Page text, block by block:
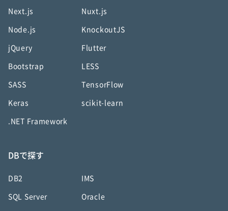
Next.js Nuxt.js
Node.js KnockoutJS
jQuery Flutter
Bootstrap LESS
SASS TensorFlow
Keras scikit-learn
.NET Framework
DBで探す
DB2 IMS
SQL Server Oracle